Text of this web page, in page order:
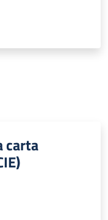
carta